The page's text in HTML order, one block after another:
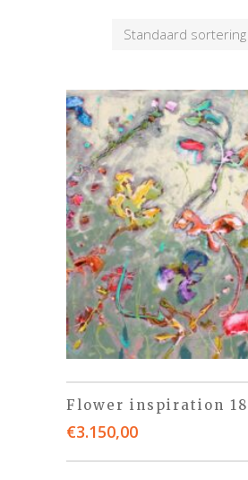
Standaard sortering
Flower inspiration
€3.150,00